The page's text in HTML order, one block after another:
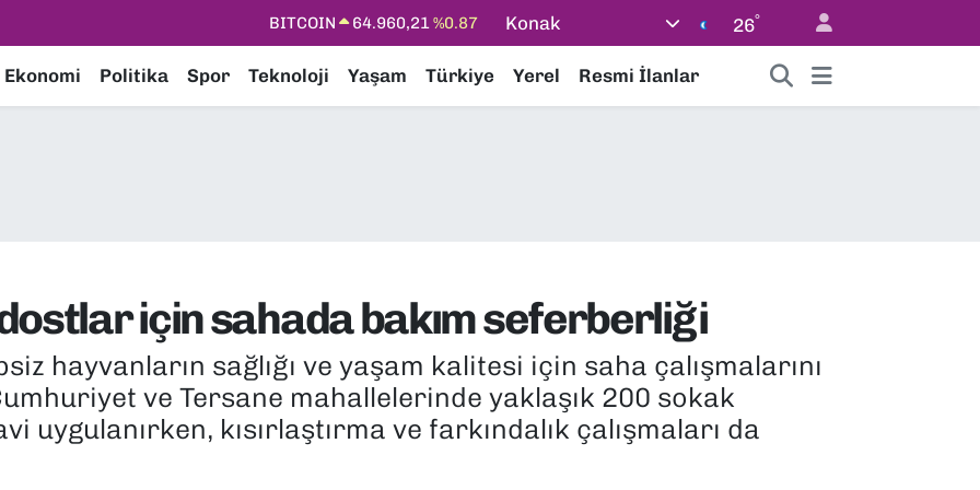
DOLAR 47,7436%0.18
STERLİN
64,4811%0.38
Konak 26°
Ekonomi Politika Spor Teknoloji Yaşam Türkiye Yerel Resmi İlanlar
için sahada bakım seferberliği
hayvanların sağlığı ve yaşam kalitesi için saha çalışmalarını
ve Tersane mahallelerinde yaklaşık 200 sokak
kısırlaştırma ve farkındalık çalışmaları da